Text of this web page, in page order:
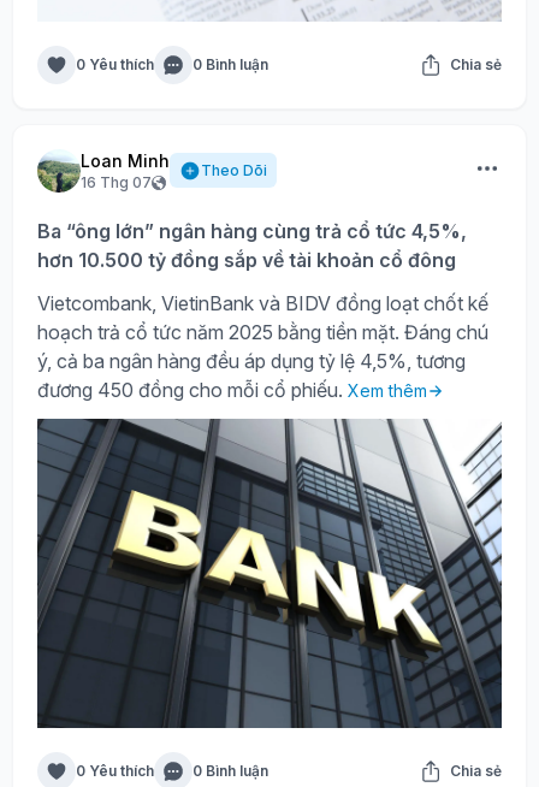
0 Yêu thích 0 Bình luận Chia sẻ
Loan Minh
16 Thg 07
Theo Dõi
Ba “ông lớn” ngân hàng cùng trả cổ tức 4,5%,
hơn 10.500 tỷ đồng sắp về tài khoản cổ đông
Vietcombank, VietinBank và BIDV đồng loạt chốt kế
hoạch trả cổ tức năm 2025 bằng tiền mặt. Đáng chú
ý, cả ba ngân hàng đều áp dụng tỷ lệ 4,5%, tương
đương 450 đồng cho mỗi cổ phiếu. Xem thêm
0 Yêu thích 0 Bình luận Chia sẻ